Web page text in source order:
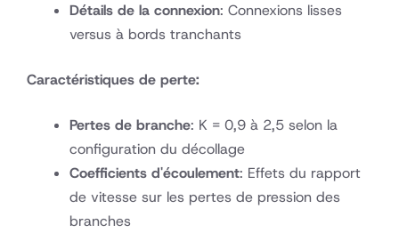
Détails de la connexion: Connexions lisses
versus à bords tranchants
Caractéristiques de perte:
Pertes de branche: K = 0,9 à 2,5 selon la
configuration du décollage
Coefficients d'écoulement: Effets du rapport
de vitesse sur les pertes de pression des
branches